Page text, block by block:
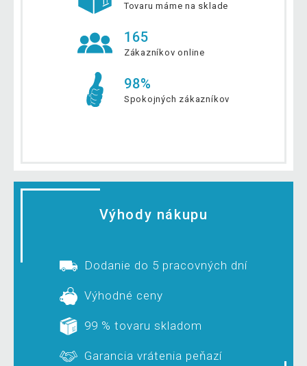
Tovaru máme na sklade
165
Zákazníkov online
98%
Spokojných zákazníkov
Výhody nákupu
Dodanie do 5 pracovných dní
Výhodné ceny
99 % tovaru skladom
Garancia vrátenia peňazí